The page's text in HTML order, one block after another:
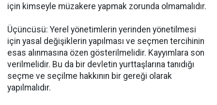
için kimseyle müzakere yapmak zorunda olmamalıdır.
Üçüncüsü: Yerel yönetimlerin yerinden yönetilmesi
için yasal değişiklerin yapılması ve seçmen tercihinin
esas alınmasına özen gösterilmelidir. Kayyımlara son
verilmelidir. Bu da bir devletin yurttaşlarına tanıdığı
seçme ve seçilme hakkının bir gereği olarak
yapılmalıdır.